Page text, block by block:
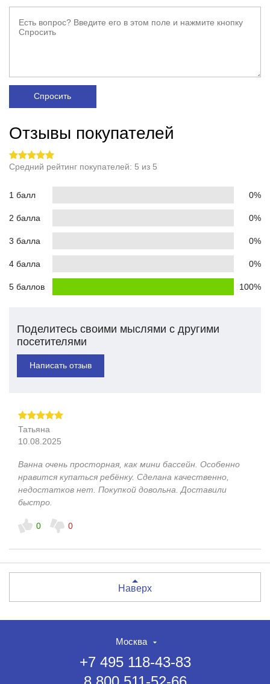
Спросить
Отзывы покупателей
Средний рейтинг покупателей: 5 из 5
1 балл 0%
2 балла 0%
3 балла 0%
4 балла 0%
5 баллов 100%
Поделитесь своими мыслями с другими
посетителями
Написать отзыв
Татьяна
10.08.2025
Ванна очень просторная, как мини бассейн. Особенно
нравится купаться ребёнку. Сделана качественно,
недостатков нет. Покупкой довольна. Доставили
быстро.
0 0
Наверх
Москва
+7 495 118-43-83